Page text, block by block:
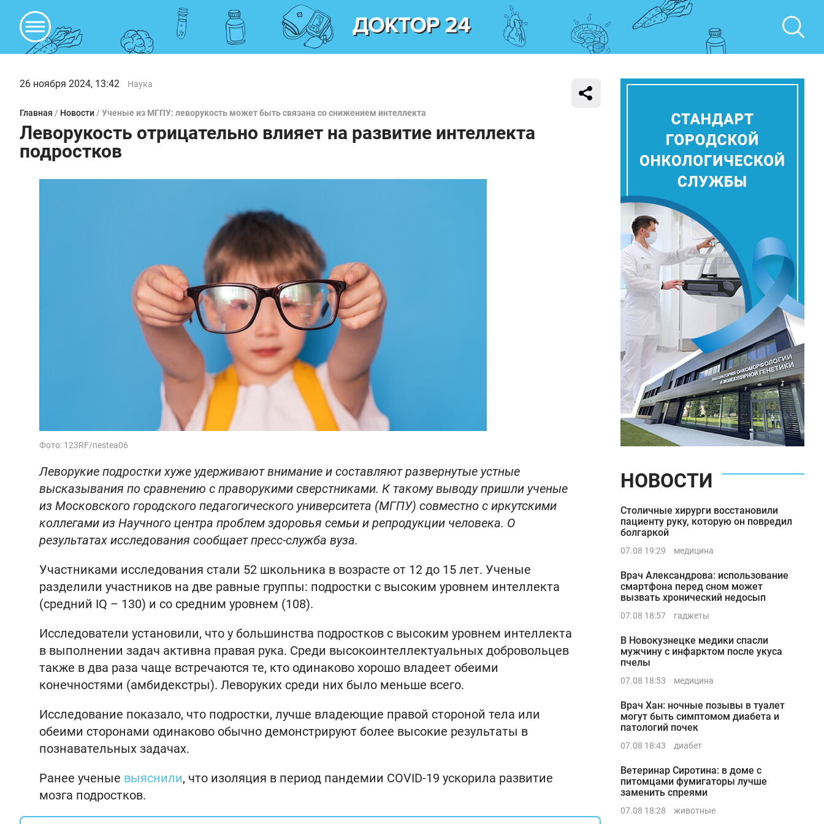
26 ноября 2024, 13:42 Наука
Главная / Новости / Ученые из МГПУ: леворукость может быть связана со снижением интеллекта
Леворукость отрицательно влияет на развитие интеллекта
подростков
Фото: 123RF/nestea06
Леворукие подростки хуже удерживают внимание и составляют развернутые устные
высказывания по сравнению с праворукими сверстниками. К такому выводу пришли ученые
из Московского городского педагогического университета (МГПУ) совместно с иркутскими
коллегами из Научного центра проблем здоровья семьи и репродукции человека. О
результатах исследования сообщает пресс-служба вуза.
Участниками исследования стали 52 школьника в возрасте от 12 до 15 лет. Ученые
разделили участников на две равные группы: подростки с высоким уровнем интеллекта
(средний IQ – 130) и со средним уровнем (108).
Исследователи установили, что у большинства подростков с высоким уровнем интеллекта
в выполнении задач активна правая рука. Среди высокоинтеллектуальных добровольцев
также в два раза чаще встречаются те, кто одинаково хорошо владеет обеими
конечностями (амбидекстры). Леворуких среди них было меньше всего.
Исследование показало, что подростки, лучше владеющие правой стороной тела или
обеими сторонами одинаково обычно демонстрируют более высокие результаты в
познавательных задачах.
Ранее ученые выяснили, что изоляция в период пандемии COVID-19 ускорила развитие
мозга подростков.
НОВОСТИ
Столичные хирурги восстановили
пациенту руку, которую он повредил
болгаркой
07.08 19:29 медицина
Врач Александрова: использование
смартфона перед сном может
вызвать хронический недосып
07.08 18:57 гаджеты
В Новокузнецке медики спасли
мужчину с инфарктом после укуса
пчелы
07.08 18:53 медицина
Врач Хан: ночные позывы в туалет
могут быть симптомом диабета и
патологий почек
07.08 18:43 диабет
Ветеринар Сиротина: в доме с
питомцами фумигаторы лучше
заменить спреями
07.08 18:28 животные